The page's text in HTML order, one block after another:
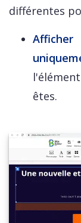
différentes
êtes.